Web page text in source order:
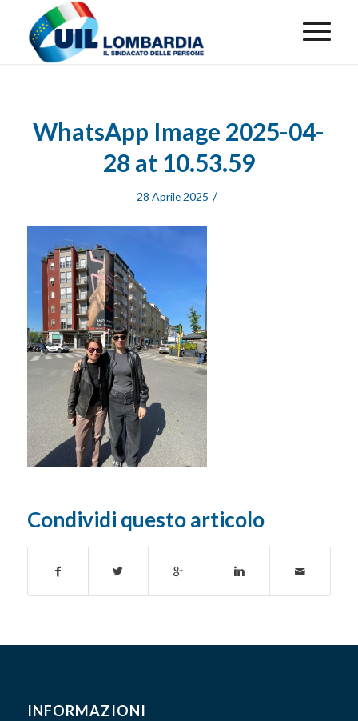
WhatsApp Image 2025-04-
28 at 10.53.59
28 Aprile 2025 /
Condividi questo articolo
INFORMAZIONI